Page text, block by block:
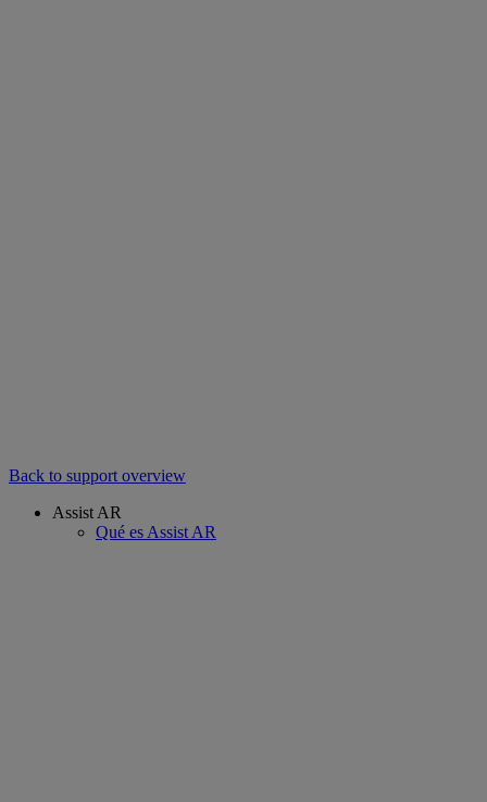
Back to support overview
Assist AR
Qué es Assist AR